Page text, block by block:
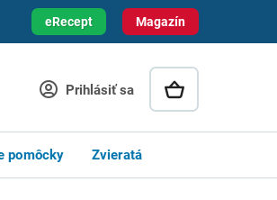
Magazín
eRecept
Prihlásiť sa
pomôcky Zvieratá